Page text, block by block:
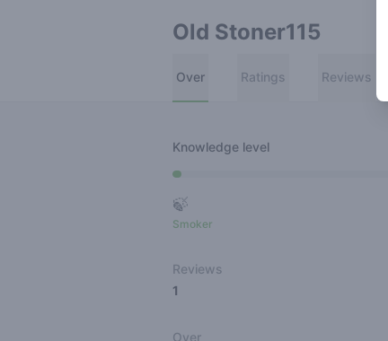
Old Stoner115
Over Ratings Reviews
Knowledge level
🍃
Smoker
Reviews
1
Over